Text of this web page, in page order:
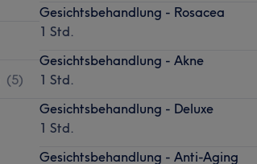
(5)
Gesichtsbehandlung - Rosacea
1 Std.
Gesichtsbehandlung - Akne
1 Std.
Gesichtsbehandlung - Deluxe
1 Std.
Gesichtsbehandlung - Anti-Aging